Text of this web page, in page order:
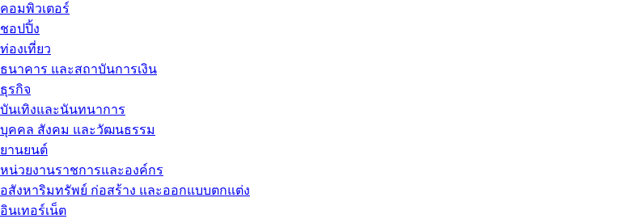
คอมพิวเตอร์
ชอปปิ้ง
ท่องเที่ยว
ธนาคาร และสถาบันการเงิน
ธุรกิจ
บันเทิงและนันทนาการ
บุคคล สังคม และวัฒนธรรม
ยานยนต์
หน่วยงานราชการและองค์กร
อสังหาริมทรัพย์ ก่อสร้าง และออกแบบตกแต่ง
อินเทอร์เน็ต